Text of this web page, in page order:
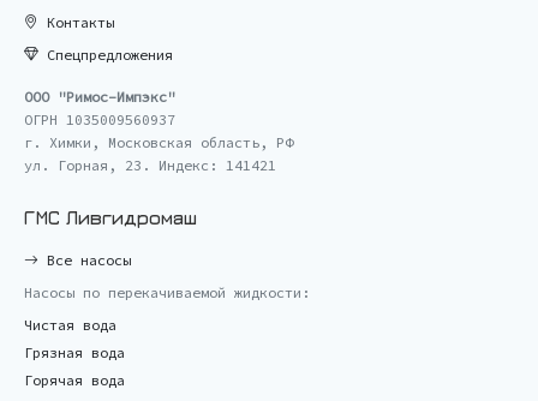
Контакты
Спецпредложения
ООО "Римос-Импэкс"
ОГРН 1035009560937
г. Химки, Московская область, РФ
ул. Горная, 23. Индекс: 141421
ГМС Ливгидромаш
Все насосы
Насосы по перекачиваемой жидкости:
Чистая вода
Грязная вода
Горячая вода